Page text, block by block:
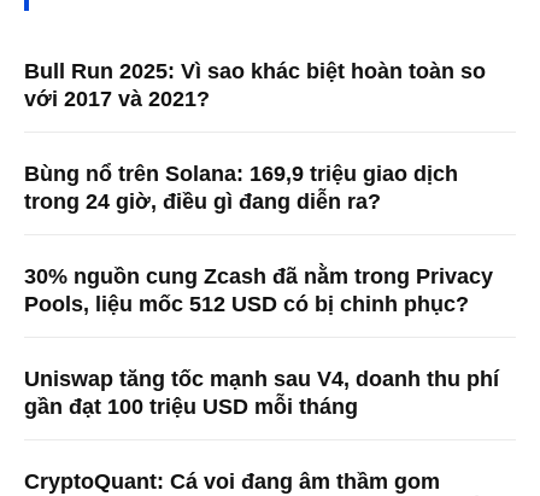
Bull Run 2025: Vì sao khác biệt hoàn toàn so
với 2017 và 2021?
Bùng nổ trên Solana: 169,9 triệu giao dịch
trong 24 giờ, điều gì đang diễn ra?
30% nguồn cung Zcash đã nằm trong Privacy
Pools, liệu mốc 512 USD có bị chinh phục?
Uniswap tăng tốc mạnh sau V4, doanh thu phí
gần đạt 100 triệu USD mỗi tháng
CryptoQuant: Cá voi đang âm thầm gom